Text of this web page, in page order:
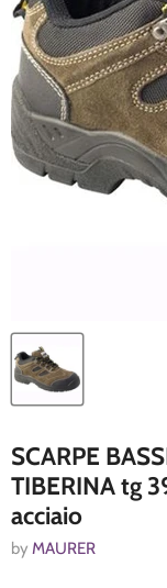
SCARPE
TIBERINA tg
acciaio
by MAURER